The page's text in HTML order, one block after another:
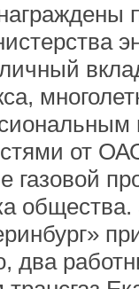
от
газовой
два